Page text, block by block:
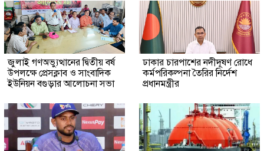
জুলাই গণঅভ্যুত্থানের দ্বিতীয় বর্ষ
উপলক্ষে প্রেসক্লাব ও সাংবাদিক
ইউনিয়ন বগুড়ার আলোচনা সভা
ঢাকার চারপাশের নদীদূষণ রোধে
কর্মপরিকল্পনা তৈরির নির্দেশ
প্রধানমন্ত্রীর